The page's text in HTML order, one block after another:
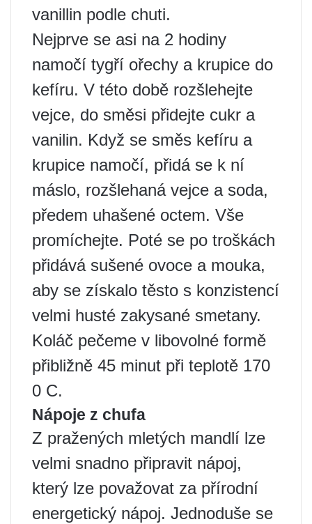
vanillin podle chuti.
Nejprve se asi na 2 hodiny
namočí tygří ořechy a krupice do
kefíru. V této době rozšlehejte
vejce, do směsi přidejte cukr a
vanilin. Když se směs kefíru a
krupice namočí, přidá se k ní
máslo, rozšlehaná vejce a soda,
předem uhašené octem. Vše
promíchejte. Poté se po troškách
přidává sušené ovoce a mouka,
aby se získalo těsto s konzistencí
velmi husté zakysané smetany.
Koláč pečeme v libovolné formě
přibližně 45 minut při teplotě 170
0 C.
Nápoje z chufa
Z pražených mletých mandlí lze
velmi snadno připravit nápoj,
který lze považovat za přírodní
energetický nápoj. Jednoduše se